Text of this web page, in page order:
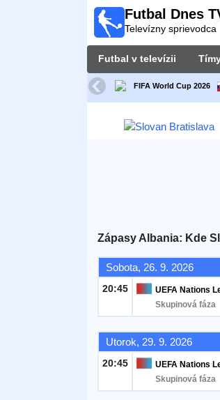
Futbal Dnes
Televízny sprievodca
Futbal v televízii
FIFA World Cup 2026
Zápasy Albania: Kde
Sobota, 26. 9. 2026
20:45
UEFA Nations
Skupinová fáza
Utorok, 29. 9. 2026
20:45
UEFA Nations
Skupinová fáza